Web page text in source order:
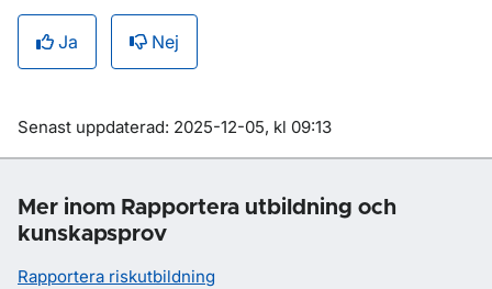
Ja Nej
Om sidan
Senast uppdaterad: 2025-12-05, kl 09:13
Mer inom Rapportera utbildning och
kunskapsprov
Rapportera riskutbildning